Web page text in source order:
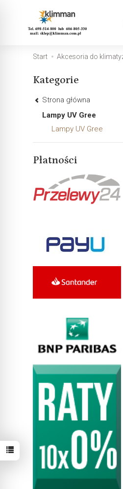
Start Akcesoria do
Kategorie
Strona główna
Lampy UV Gree
Lampy UV Gree
Płatności